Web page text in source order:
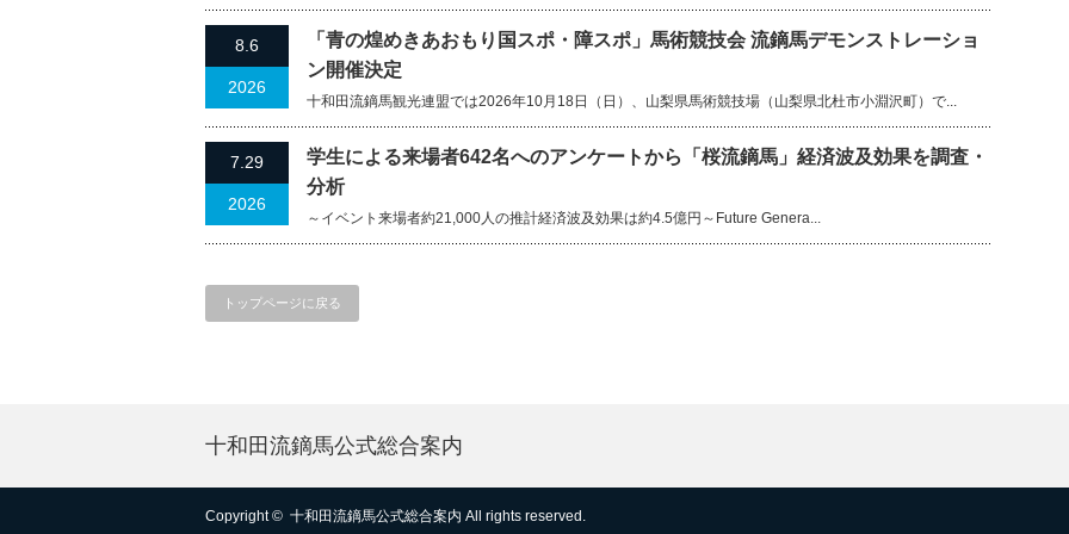
8.6
2026
「青の煌めきあおもり国スポ・障スポ」馬術競技会 流鏑馬デモンストレーショ
ン開催決定
十和田流鏑馬観光連盟では2026年10月18日（日）、山梨県馬術競技場（山梨県北杜市小淵沢町）で...
7.29
2026
学生による来場者642名へのアンケートから「桜流鏑馬」経済波及効果を調査・
分析
～イベント来場者約21,000人の推計経済波及効果は約4.5億円～Future Genera...
トップページに戻る
十和田流鏑馬公式総合案内
Copyright © 十和田流鏑馬公式総合案内 All rights reserved.